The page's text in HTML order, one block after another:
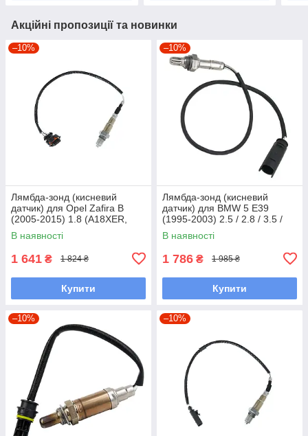
Акційні пропозиції та новинки
–10%
Лямбда-зонд (кисневий
датчик) для Opel Zafira B
(2005-2015) 1.8 (A18XER,
Z18XER, A18XEL)
В наявності
1 641 ₴ 1 824 ₴
Купити
–10%
Лямбда-зонд (кисневий
датчик) для BMW 5 E39
(1995-2003) 2.5 / 2.8 / 3.5 /
4.4 / 4.9 (M52 / M62 / S62)
В наявності
1 786 ₴ 1 985 ₴
Купити
–10% –10%